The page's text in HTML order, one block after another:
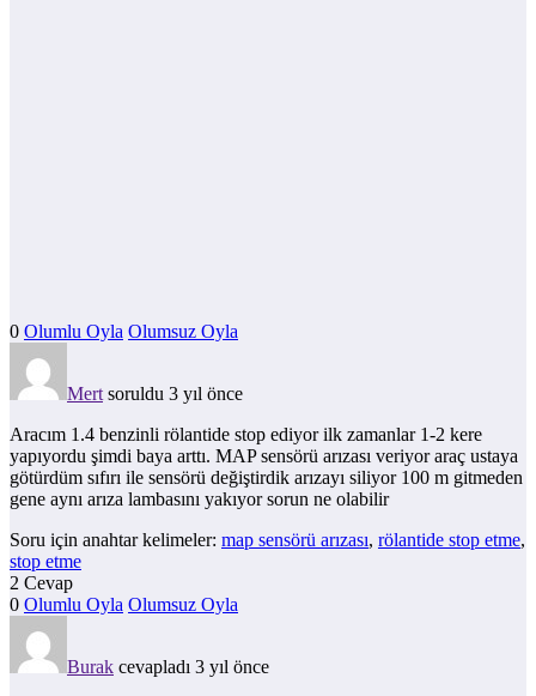
0 Olumlu Oyla Olumsuz Oyla
Mert soruldu 3 yıl önce
Aracım 1.4 benzinli rölantide stop ediyor ilk zamanlar 1-2 kere
yapıyordu şimdi baya arttı. MAP sensörü arızası veriyor araç ustaya
götürdüm sıfırı ile sensörü değiştirdik arızayı siliyor 100 m gitmeden
gene aynı arıza lambasını yakıyor sorun ne olabilir
Soru için anahtar kelimeler: map sensörü arızası, rölantide stop etme,
stop etme
2 Cevap
0 Olumlu Oyla Olumsuz Oyla
Burak cevapladı 3 yıl önce